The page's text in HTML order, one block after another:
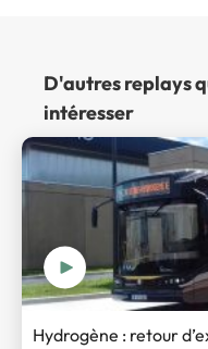
D'autres replays
intéresser
Hydrogène : retour